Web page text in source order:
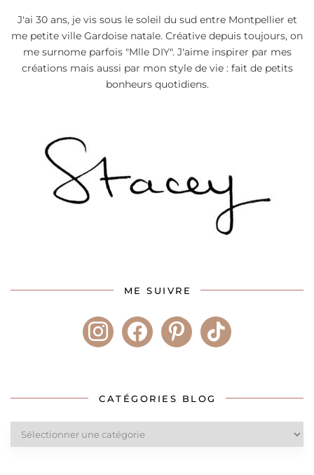
J'ai 30 ans, je vis sous le soleil du sud entre Montpellier et
me petite ville Gardoise natale. Créative depuis toujours, on
me surnome parfois "Mlle DIY". J'aime inspirer par mes
créations mais aussi par mon style de vie : fait de petits
bonheurs quotidiens.
ME SUIVRE
instagramfacebookpinteresttiktok
CATÉGORIES BLOG
blog